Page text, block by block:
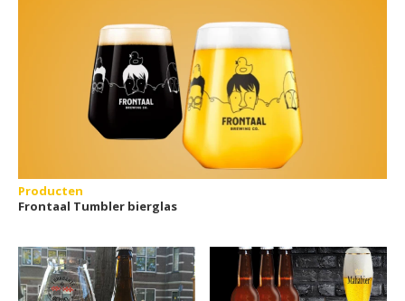
Producten
Frontaal Tumbler bierglas